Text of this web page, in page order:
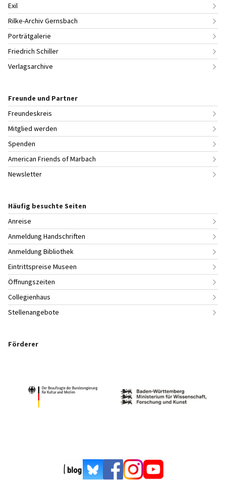
Exil
Rilke-Archiv Gernsbach
Porträtgalerie
Friedrich Schiller
Verlagsarchive
Freunde und Partner
Freundeskreis
Mitglied werden
Spenden
American Friends of Marbach
Newsletter
Häufig besuchte Seiten
Anreise
Anmeldung Handschriften
Anmeldung Bibliothek
Eintrittspreise Museen
Öffnungszeiten
Collegienhaus
Stellenangebote
Förderer